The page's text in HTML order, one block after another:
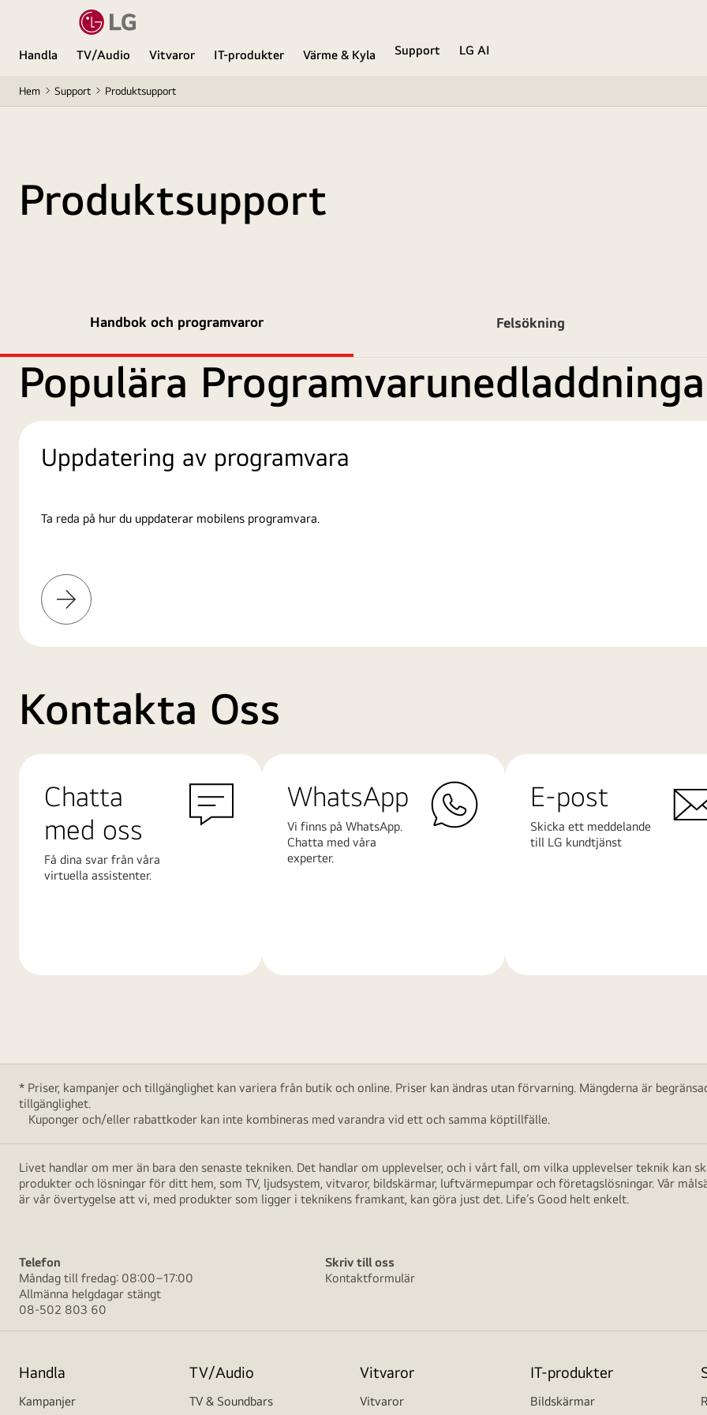
Handla TV/Audio Vitvaror IT-produkter Värme & Kyla Support LG AI
Hem Support Produktsupport
Produktsupport
Handbok och programvaror Felsökning
Populära
Uppdatering av programvara
Ta reda på hur du uppdaterar mobilens programvara.
Läs
mer
Kontakta Oss
Chatta
med oss
Få dina svar från våra
virtuella assistenter.
WhatsApp
Vi finns på WhatsApp.
Chatta med våra
experter.
E-post
Skicka ett meddelande
till LG kundtjänst
* Priser, kampanjer och tillgänglighet kan variera från butik och online. Priser kan ändras utan förvarning. Mängderna är
tillgänglighet.
Kuponger och/eller rabattkoder kan inte kombineras med varandra vid ett och samma köptillfälle.
Livet handlar om mer än bara den senaste tekniken. Det handlar om upplevelser, och i vårt fall, om vilka upplevelser teknik kan
produkter och lösningar för ditt hem, som TV, ljudsystem, vitvaror, bildskärmar, luftvärmepumpar och företagslösningar. Vår
är vår övertygelse att vi, med produkter som ligger i teknikens framkant, kan göra just det. Life’s Good helt enkelt.
Telefon
Måndag till fredag: 08:00–17:00
Allmänna helgdagar stängt
08-502 803 60
Skriv till oss
Kontaktformulär
Handla
Kampanjer
TV/Audio
TV & Soundbars
Vitvaror
Vitvaror
IT-produkter
Bildskärmar